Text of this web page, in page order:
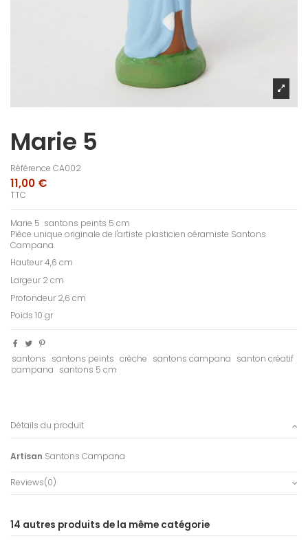
Marie 5
Référence CA002
11,00 €
TTC
Marie 5 santons peints 5 cm
Pièce unique originale de l'artiste plasticien céramiste Santons
Campana.
Hauteur 4,6 cm
Largeur 2 cm
Profondeur 2,6 cm
Poids 10 gr
santons santons peints crèche santons campana santon créatif
campana santons 5 cm
Détails du produit
Artisan Santons Campana
Reviews(0)
14 autres produits de la même catégorie